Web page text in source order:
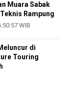
Muara Sabak
Rampung
WIB
di
Touring